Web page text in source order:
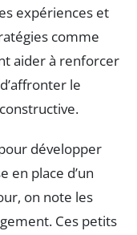
expériences et
comme
aider à renforcer
le
développer
en place d’un
on note les
Ces petits